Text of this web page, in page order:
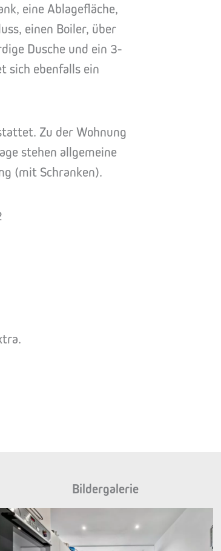
eine Ablagefläche,
einen Boiler, über
Dusche und ein 3-
sich ebenfalls ein
Zu der Wohnung
stehen allgemeine
(mit Schranken).
Bildergalerie